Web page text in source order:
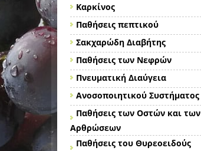
Καρκίνος
Παθήσεις πεπτικού
Σακχαρώδη Διαβήτης
Παθήσεις των Νεφρών
Πνευματική Διαύγεια
Ανοσοποιητικού Συστήματος
Παθήσεις των Οστών και των
Αρθρώσεων
Παθήσεις του Θυρεοειδούς